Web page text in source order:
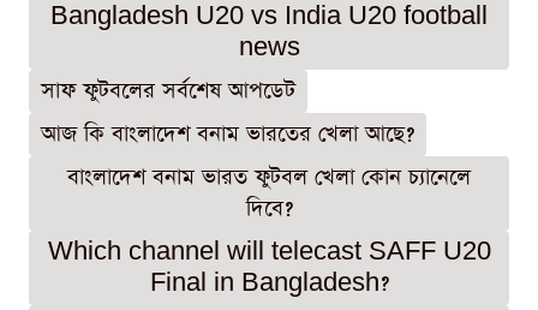
Bangladesh U20 vs India U20 football
news
সাফ ফুটবলের সর্বশেষ আপডেট
আজ কি বাংলাদেশ বনাম ভারতের খেলা আছে?
বাংলাদেশ বনাম ভারত ফুটবল খেলা কোন চ্যানেলে
দিবে?
Which channel will telecast SAFF U20
Final in Bangladesh?